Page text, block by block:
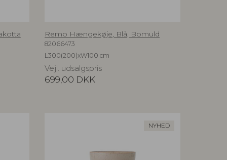
Remo Hængekøje, Blå, Bomuld
82066473
L300(200)xW100 cm
Vejl. udsalgspris
699,00 DKK
NYHED